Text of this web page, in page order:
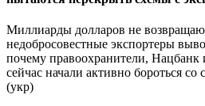
Миллиарды долларов не
недобросовестные экспортеры
почему правоохранители, Нацбанк
сейчас начали активно бороться
(укр)